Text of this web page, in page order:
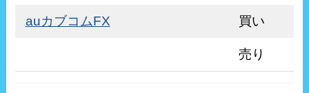
auカブコムFX 買い
売り